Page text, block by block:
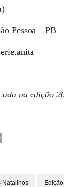
)
Pessoa – PB
na edição
Natalinos